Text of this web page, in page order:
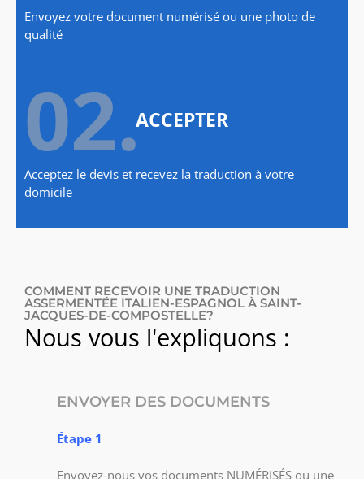
Envoyez votre document numérisé ou une photo de
qualité
02.ACCEPTER
Acceptez le devis et recevez la traduction à votre
domicile
COMMENT RECEVOIR UNE TRADUCTION
ASSERMENTÉE ITALIEN-ESPAGNOL À SAINT-
JACQUES-DE-COMPOSTELLE?
Nous vous l'expliquons :
ENVOYER DES DOCUMENTS
Étape 1
Envoyez-nous vos documents NUMÉRISÉS ou une